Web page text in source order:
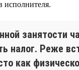
исполнителя.
занятости
налог. Реже
как